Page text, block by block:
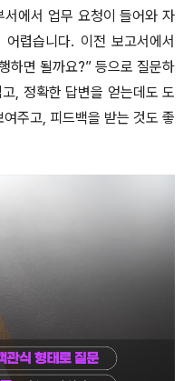
에서 업무 요청이 들어와 자
렵습니다. 이전 보고서에서
하면 될까요?” 등으로 질문하
, 정확한 답변을 얻는데도 도
주고, 피드백을 받는 것도 좋